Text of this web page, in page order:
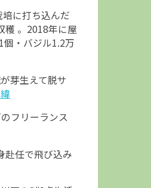
に打ち込んだ
穫 。2018年に屋
・バジル1.2万
芽生えて脱サ
フリーランス
赴任で飛び込み